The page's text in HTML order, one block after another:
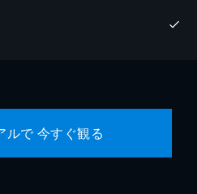
ルで 今すぐ観る